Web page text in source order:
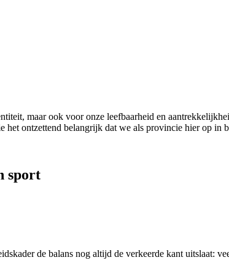
maar ook voor onze leefbaarheid en
het ontzettend belangrijk dat we als provincie hier op in
sport
de balans nog altijd de verkeerde kant uitslaat: